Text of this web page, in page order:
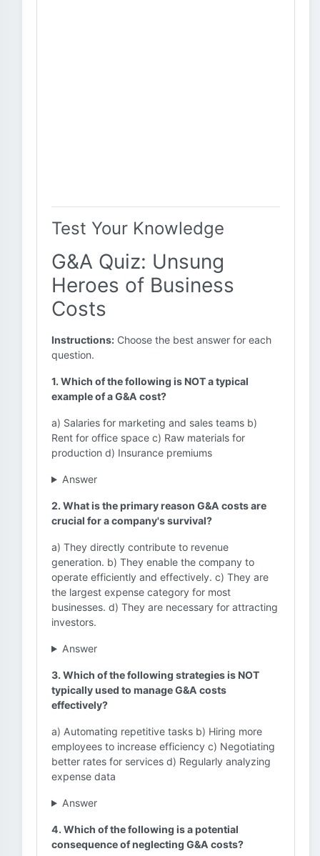
Test Your Knowledge
G&A Quiz: Unsung
Heroes of Business
Costs
Instructions: Choose the best answer for each
question.
1. Which of the following is NOT a typical
example of a G&A cost?
a) Salaries for marketing and sales teams b)
Rent for office space c) Raw materials for
production d) Insurance premiums
Answer
2. What is the primary reason G&A costs are
crucial for a company's survival?
a) They directly contribute to revenue
generation. b) They enable the company to
operate efficiently and effectively. c) They are
the largest expense category for most
businesses. d) They are necessary for attracting
investors.
Answer
3. Which of the following strategies is NOT
typically used to manage G&A costs
effectively?
a) Automating repetitive tasks b) Hiring more
employees to increase efficiency c) Negotiating
better rates for services d) Regularly analyzing
expense data
Answer
4. Which of the following is a potential
consequence of neglecting G&A costs?